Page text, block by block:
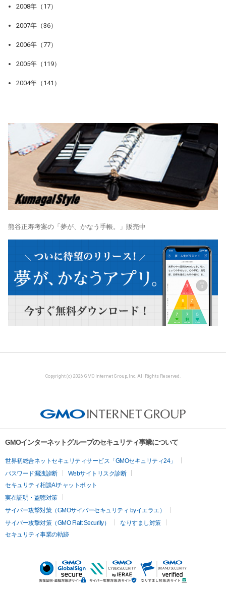
2008年（17）
2007年（36）
2006年（77）
2005年（119）
2004年（141）
熊谷正寿考案の「夢が、かなう手帳。」販売中
Copyright (c) 2026 GMO Internet Group, Inc. All Rights Reserved.
GMOインターネットグループのセキュリティ事業について
世界初総合ネットセキュリティサービス「GMOセキュリティ24」
パスワード漏洩診断
Webサイトリスク診断
セキュリティ相談AIチャットボット
実在証明・盗聴対策
サイバー攻撃対策（GMOサイバーセキュリティ byイエラエ）
サイバー攻撃対策（GMO Flatt Security）
なりすまし対策
セキュリティ事業の軌跡